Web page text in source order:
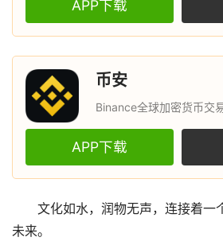
APP下载
币安
Binance全球加密货币交
APP下载
文化如水，润物无声，连接着一
未来。